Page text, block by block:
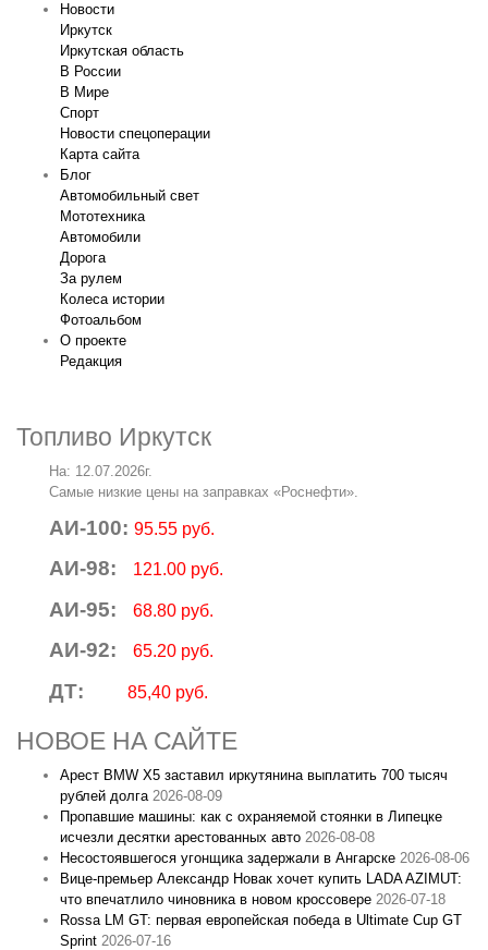
Новости
Иркутск
Иркутская область
В России
В Мире
Спорт
Новости спецоперации
Карта сайта
Блог
Автомобильный свет
Мототехника
Автомобили
Дорога
За рулем
Колеса истории
Фотоальбом
О проекте
Редакция
Топливо Иркутск
На: 12.07.2026г.
Самые низкие цены на заправках «Роснефти».
АИ-100: 95.55 руб.
АИ-98: 121.00 руб.
АИ-95: 68.80 руб.
АИ-92: 65.20 руб.
ДТ: 85,40 руб.
НОВОЕ НА САЙТЕ
Арест BMW X5 заставил иркутянина выплатить 700 тысяч
рублей долга 2026-08-09
Пропавшие машины: как с охраняемой стоянки в Липецке
исчезли десятки арестованных авто 2026-08-08
Несостоявшегося угонщика задержали в Ангарске 2026-08-06
Вице‑премьер Александр Новак хочет купить LADA AZIMUT:
что впечатлило чиновника в новом кроссовере 2026-07-18
Rossa LM GT: первая европейская победа в Ultimate Cup GT
Sprint 2026-07-16